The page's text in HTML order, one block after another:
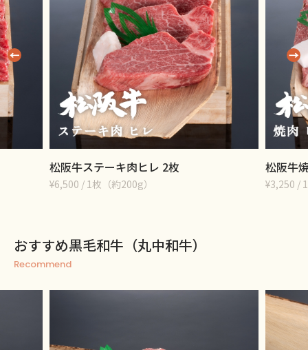
松阪牛ステーキ肉ヒレ 2枚
¥6,500 / 1枚（約200g）
松阪牛
¥3,250 /
おすすめ黒毛和牛（丸中和牛）
Recommend